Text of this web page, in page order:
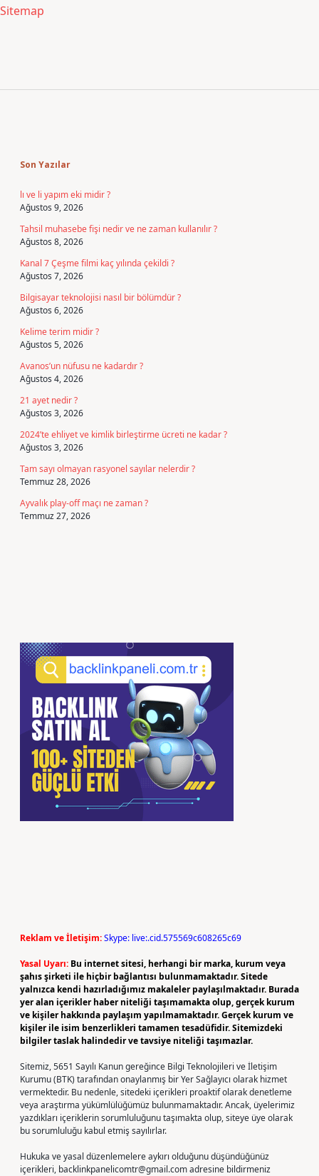
Sitemap
Son Yazılar
lı ve li yapım eki midir ?
Ağustos 9, 2026
Tahsil muhasebe fişi nedir ve ne zaman kullanılır ?
Ağustos 8, 2026
Kanal 7 Çeşme filmi kaç yılında çekildi ?
Ağustos 7, 2026
Bilgisayar teknolojisi nasıl bir bölümdür ?
Ağustos 6, 2026
Kelime terim midir ?
Ağustos 5, 2026
Avanos’un nüfusu ne kadardır ?
Ağustos 4, 2026
21 ayet nedir ?
Ağustos 3, 2026
2024’te ehliyet ve kimlik birleştirme ücreti ne kadar ?
Ağustos 3, 2026
Tam sayı olmayan rasyonel sayılar nelerdir ?
Temmuz 28, 2026
Ayvalık play-off maçı ne zaman ?
Temmuz 27, 2026
Reklam ve İletişim:Skype: live:.cid.575569c608265c69
Yasal Uyarı: Bu internet sitesi, herhangi bir marka, kurum veya
şahıs şirketi ile hiçbir bağlantısı bulunmamaktadır. Sitede
yalnızca kendi hazırladığımız makaleler paylaşılmaktadır. Burada
yer alan içerikler haber niteliği taşımamakta olup, gerçek kurum
ve kişiler hakkında paylaşım yapılmamaktadır. Gerçek kurum ve
kişiler ile isim benzerlikleri tamamen tesadüfidir. Sitemizdeki
bilgiler taslak halindedir ve tavsiye niteliği taşımazlar.
Sitemiz, 5651 Sayılı Kanun gereğince Bilgi Teknolojileri ve İletişim
Kurumu (BTK) tarafından onaylanmış bir Yer Sağlayıcı olarak hizmet
vermektedir. Bu nedenle, sitedeki içerikleri proaktif olarak denetleme
veya araştırma yükümlülüğümüz bulunmamaktadır. Ancak, üyelerimiz
yazdıkları içeriklerin sorumluluğunu taşımakta olup, siteye üye olarak
bu sorumluluğu kabul etmiş sayılırlar.
Hukuka ve yasal düzenlemelere aykırı olduğunu düşündüğünüz
içerikleri, backlinkpanelicomtr@gmail.comadresine bildirmeniz